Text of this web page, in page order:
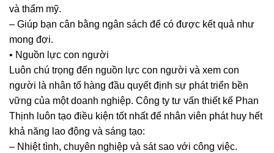
và thẩm mỹ.
– Giúp bạn cân bằng ngân sách để có được kết quả như
mong đợi.
• Nguồn lực con người
Luôn chú trọng đến nguồn lực con người và xem con
người là nhân tố hàng đầu quyết định sự phát triển bền
vững của một doanh nghiệp. Công ty tư vấn thiết kế Phan
Thịnh luôn tạo điều kiện tốt nhất để nhân viên phát huy hết
khả năng lao động và sáng tạo:
– Nhiệt tình, chuyên nghiệp và sát sao với công việc.